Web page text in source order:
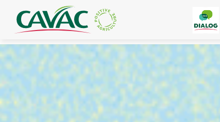
Panneau de gestion des cookies